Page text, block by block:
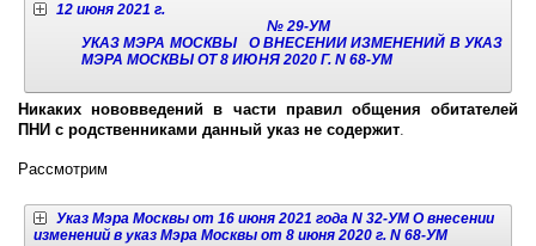
12 июня 2021 г.
№ 29-УМ
УКАЗ МЭРА МОСКВЫ О ВНЕСЕНИИ ИЗМЕНЕНИЙ В УКАЗ
МЭРА МОСКВЫ ОТ 8 ИЮНЯ 2020 Г. N 68-УМ
Никаких нововведений в части правил общения обитателей
ПНИ с родственниками данный указ не содержит.
Рассмотрим
Указ Мэра Москвы от 16 июня 2021 года N 32-УМ О внесении
изменений в указ Мэра Москвы от 8 июня 2020 г. N 68-УМ